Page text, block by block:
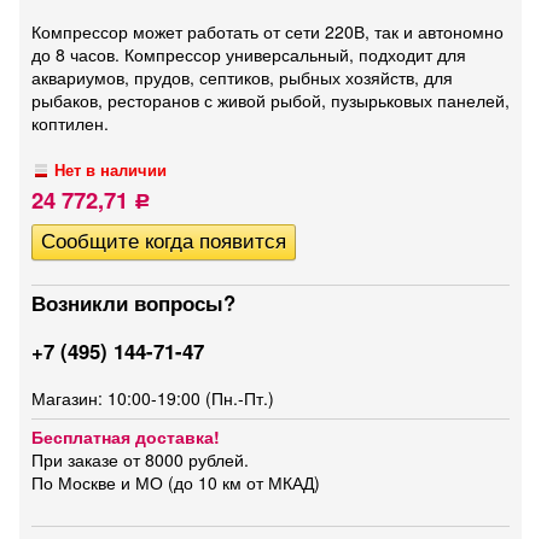
Компрессор может работать от сети 220В, так и автономно
до 8 часов. Компрессор универсальный, подходит для
аквариумов, прудов, септиков, рыбных хозяйств, для
рыбаков, ресторанов с живой рыбой, пузырьковых панелей,
коптилен.
Нет в наличии
24 772,71 Р
Возникли вопросы?
+7 (495) 144-71-47
Магазин: 10:00-19:00 (Пн.-Пт.)
Бесплатная доставка!
При заказе от 8000 рублей.
По Москве и МО (до 10 км от МКАД)